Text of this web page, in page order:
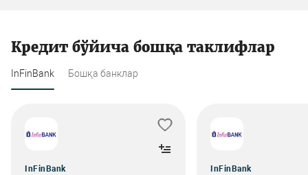
Кредит бўйича бошқа таклифлар
InFinBank Бошқа банклар
InFinBank InFinBank